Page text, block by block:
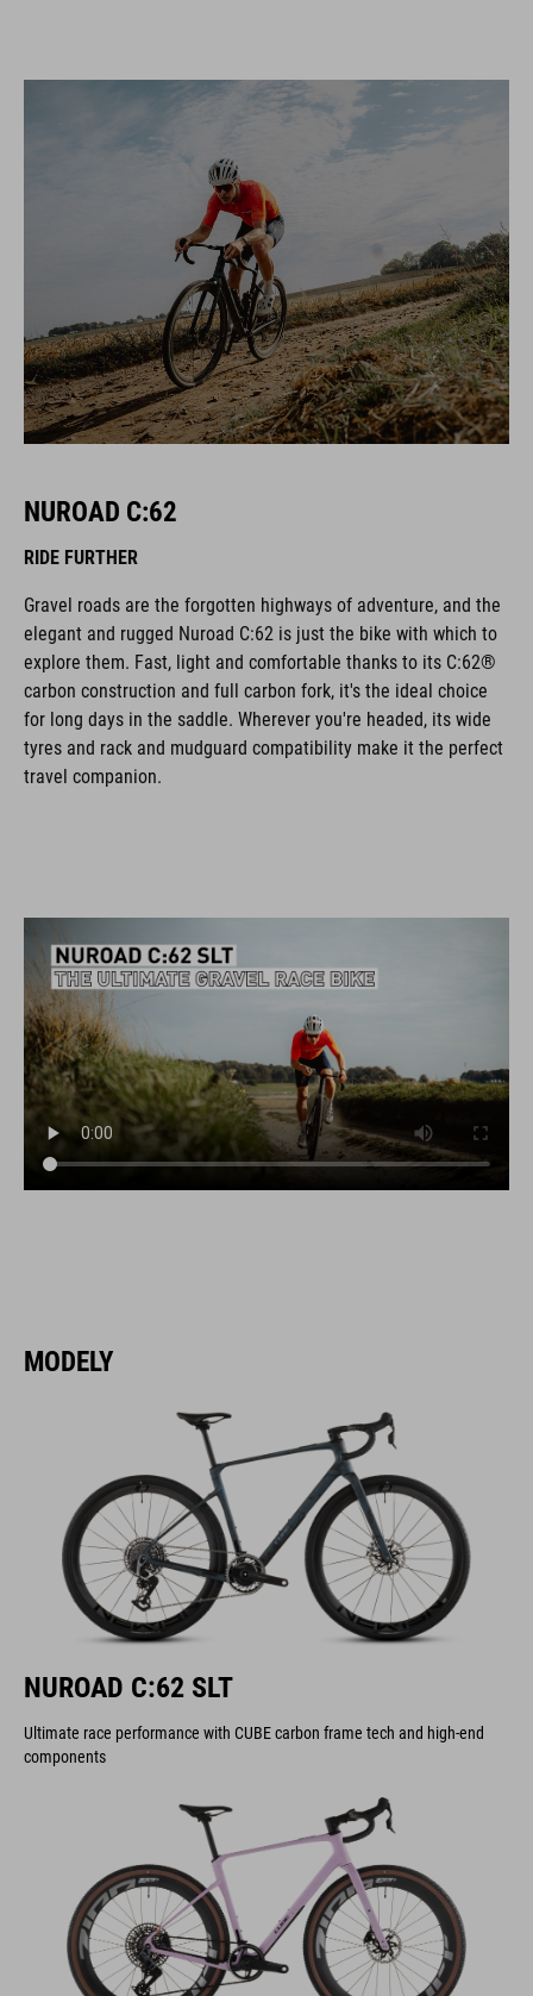
NUROAD C:62
RIDE FURTHER
Gravel roads are the forgotten highways of adventure, and the
elegant and rugged Nuroad C:62 is just the bike with which to
explore them. Fast, light and comfortable thanks to its C:62®
carbon construction and full carbon fork, it's the ideal choice
for long days in the saddle. Wherever you're headed, its wide
tyres and rack and mudguard compatibility make it the perfect
travel companion.
MODELY
NUROAD C:62 SLT
Ultimate race performance with CUBE carbon frame tech and high-end
components